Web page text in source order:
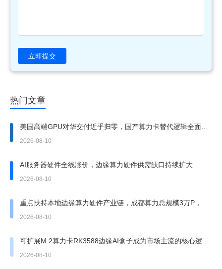
立即提交
热门文章
美国高端GPU对华交付近乎归零，国产算力卡替代逻辑全面强
化
2026-08-10
AI服务器硬件全线涨价，边缘算力硬件供需缺口持续扩大
2026-08-10
重点扶持本地边缘算力硬件产业链，成都算力总规模3万P，AI
企业1200余家
2026-08-10
可扩展M.2算力卡RK3588边缘AI盒子成为市场主流的核心逻辑
与行业现状
2026-08-10